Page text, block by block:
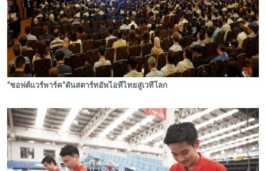
"ซอฟต์แวร์พาร์ค"ดันสตาร์ทอัพไอทีไทยสู่เวทีโลก